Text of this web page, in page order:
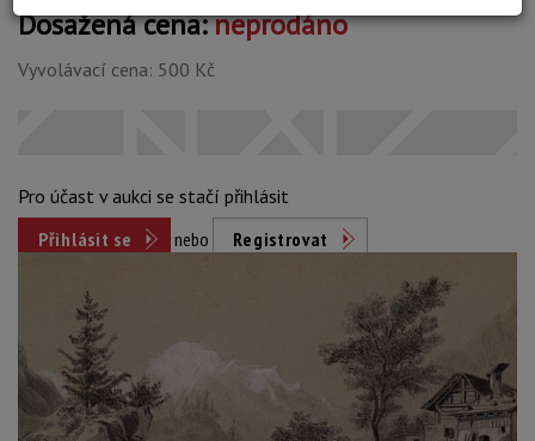
Dosažená cena:neprodáno
Vyvolávací cena: 500 Kč
Pro účast v aukci se stačí přihlásit
Přihlásit se
nebo Registrovat